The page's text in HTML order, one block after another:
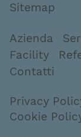
Sitemap
Azienda
Facility
Contatti
Privacy
Cookie